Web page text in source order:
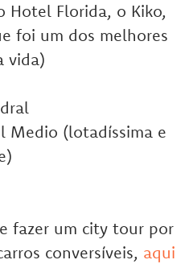
Hotel Florida, o Kiko,
foi um dos melhores
vida)
Medio (lotadíssima e
fazer um city tour por
conversíveis, aqui